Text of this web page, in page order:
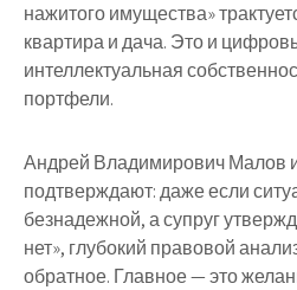
нажитого имущества»
квартира и дача. Это и
интеллектуальная
портфели.
Андрей Владимирович Малов
подтверждают: даже если
безнадежной, а супруг
нет», глубокий правовой
обратное. Главное — это